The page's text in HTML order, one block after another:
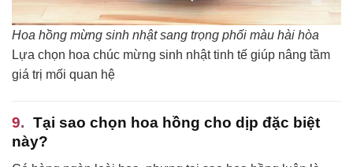
Hoa hồng mừng sinh nhật sang trọng phối màu hài hòa
Lựa chọn hoa chúc mừng sinh nhật tinh tế giúp nâng tầm
giá trị mối quan hệ
Tại sao chọn hoa hồng cho dịp đặc biệt
này?